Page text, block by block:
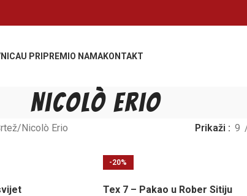
U PRIPREMI O NAMAKONTAKT
Nicolò Erio
Nicolò Erio Prikaži 9
-20%
Tex 7 – Pakao u Rober Sitiju